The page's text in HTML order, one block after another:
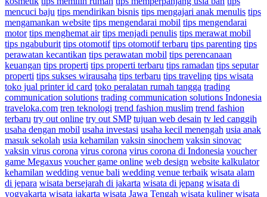
mencuci baju tips mendirikan bisnis tips mengajari anak menulis tips
mengamankan website tips mengendarai mobil tips mengendarai
motor tips menghemat air tips menjadi penulis tips merawat mobil
tips ngabuburit tips otomotif tips otomotif terbaru tips parenting tips
perawatan kecantikan tips perawatan mobil tips perencanaan
keuangan tips properti tips properti terbaru tips ramadan tips seputar
properti tips sukses wirausaha tips terbaru tips traveling tips wisata
toko jual printer id card toko peralatan rumah tangga trading
communication solutions trading communication solutions Indonesia
traveloka.com tren teknologi trend fashion muslim trend fashion
terbaru try out online try out SMP tujuan web desain tv led canggih
usaha dengan mobil usaha investasi usaha kecil menengah usia anak
masuk sekolah usia kehamilan vaksin sinochem vaksin sinovac
vaksin virus corona virus corona virus corona di Indonesia voucher
game Megaxus voucher game online web design website kalkulator
kehamilan wedding venue bali wedding venue terbaik wisata alam
di jepara wisata bersejarah di jakarta wisata di jepang wisata di
yogyakarta wisata jakarta wisata Jawa Tengah wisata kuliner wisata